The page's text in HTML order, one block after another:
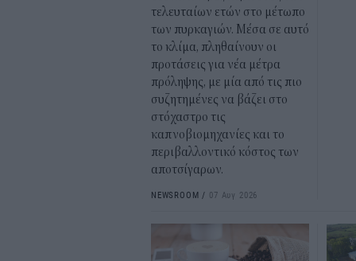
τελευταίων ετών στο μέτωπο
των πυρκαγιών. Μέσα σε αυτό
το κλίμα, πληθαίνουν οι
προτάσεις για νέα μέτρα
πρόληψης, με μία από τις πιο
συζητημένες να βάζει στο
στόχαστρο τις
καπνοβιομηχανίες και το
περιβαλλοντικό κόστος των
αποτσίγαρων.
NEWSROOM / 07 Αυγ 2026